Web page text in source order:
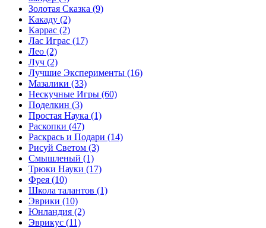
Золотая Сказка (9)
Какаду (2)
Каррас (2)
Лас Играс (17)
Лео (2)
Луч (2)
Лучшие Эксперименты (16)
Мазалики (33)
Нескучные Игры (60)
Поделкин (3)
Простая Наука (1)
Раскопки (47)
Раскрась и Подари (14)
Рисуй Светом (3)
Смышленый (1)
Трюки Науки (17)
Фрея (10)
Школа талантов (1)
Эврики (10)
Юнландия (2)
Эврикус (11)